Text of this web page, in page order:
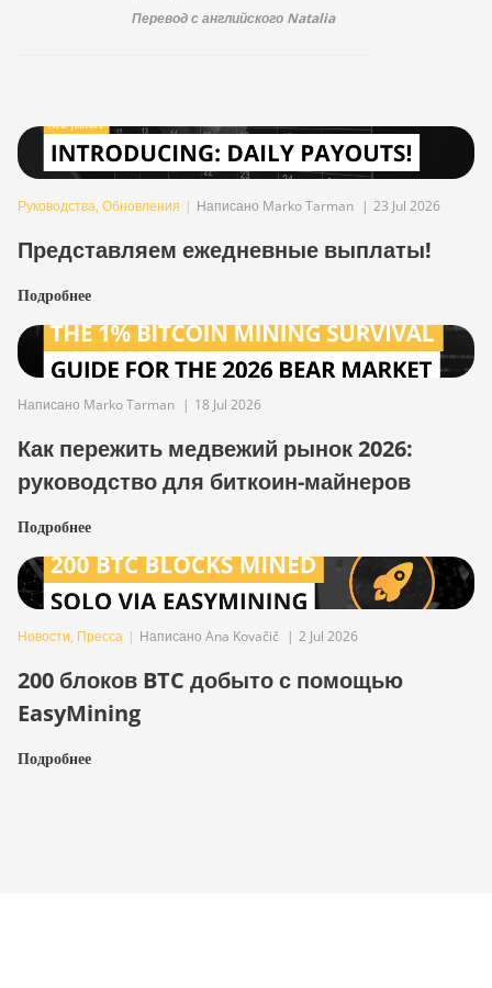
Перевод с английского Natalia
Руководства, Обновления | Написано Marko Tarman | 23 Jul 2026
Представляем ежедневные выплаты!
Подробнее
Написано Marko Tarman | 18 Jul 2026
Как пережить медвежий рынок 2026:
руководство для биткоин-майнеров
Подробнее
Новости, Пресса | Написано Ana Kovačič | 2 Jul 2026
200 блоков BTC добыто с помощью
EasyMining
Подробнее